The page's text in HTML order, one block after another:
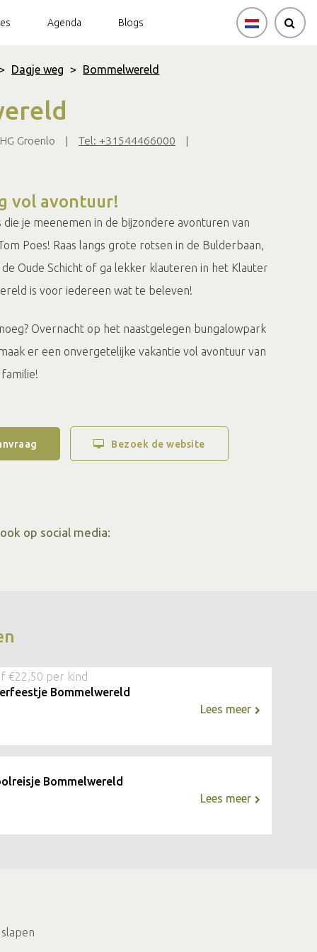
Agenda Blogs
Dagje weg > Bommelwereld
Groenlo | Tel: +31544466000
|
vol avontuur!
je meenemen in de bijzondere avonturen van
Poes! Raas langs grote rotsen in de Bulderbaan,
Oude Schicht of ga lekker klauteren in het Klauter
is voor iedereen wat te beleven!
Overnacht op het naastgelegen bungalowpark
er een onvergetelijke vakantie vol avontuur van
Bezoek de website
op social media:
€22,50 per kind
Bommelwereld
Lees meer
Bommelwereld
Lees meer